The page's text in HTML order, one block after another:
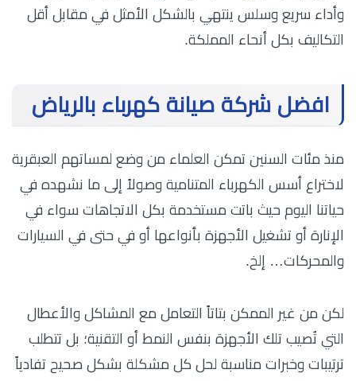
وأداء سريع وسلس ينتهي بالشكل الأمثل في مقابل أقل
التكاليف بكل أنحاء المملكة.
افضل شركة صيانة كهرباء بالرياض
منذ مئات السنين تمكن العلماء من وضع لمساتهم العبقرية
لاختراع أسس الكهرباء المتنامية وصولاً إلى ما نشهده في
حياتنا اليوم حيث باتت مستخدمة بكل الاتجاهات سواء في
الإنارة أو تشغيل الأجهزة بأنواعها أو في حتى في السيارات
والمحركات… إلخ.
لكن من غير الممكن بتاتاً التعامل مع المشاكل والأعطال
التي تُصيب تلك الأجهزة بنفس النمط أو التقنية؛ بل تتطلب
ترتيبات وخبرات مناسبة لحل كل مشكلة بشكل صحيح تفادياً